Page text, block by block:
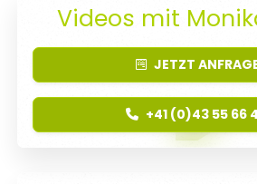
Videos mit
JETZT
+41 (0)43 55 66